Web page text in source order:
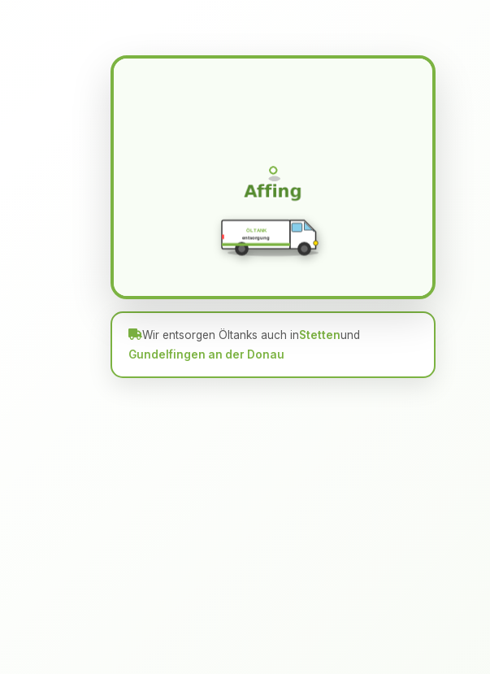
ÖLTANK
entsorgung
Wir entsorgen Öltanks auch inStettenund
Gundelfingen an der Donau